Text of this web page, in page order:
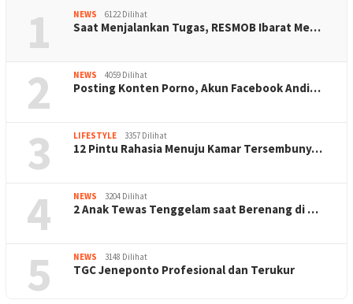
1 NEWS 6122 Dilihat
Saat Menjalankan Tugas, RESMOB Ibarat Me…
2 NEWS 4059 Dilihat
Posting Konten Porno, Akun Facebook Andi…
3 LIFESTYLE 3357 Dilihat
12 Pintu Rahasia Menuju Kamar Tersembuny…
4 NEWS 3204 Dilihat
2 Anak Tewas Tenggelam saat Berenang di …
5 NEWS 3148 Dilihat
TGC Jeneponto Profesional dan Terukur